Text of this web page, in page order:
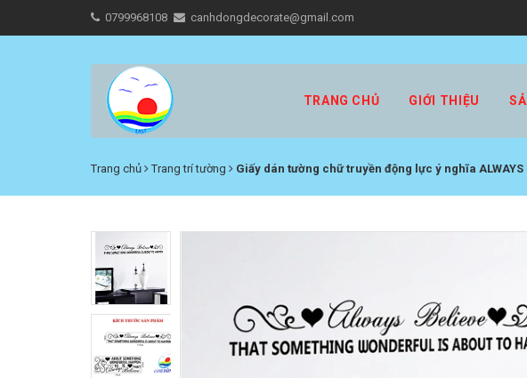
0799968108 canhdongdecorate@gmail.com
TRANG CHỦ GIỚI THIỆU
Trang chủ Trang trí tường Giấy dán tường chữ truyền động lực ý nghĩa ALWAYS